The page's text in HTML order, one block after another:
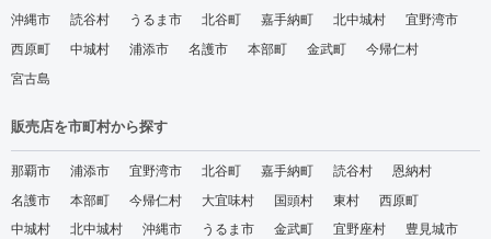
沖縄市
読谷村 うるま市 北谷町 嘉手納町 北中城村
宜野湾市
西原町
中城村 浦添市 名護市 本部町 金武町
今帰仁村
宮古島
販売店を市町村から探す
那覇市 浦添市 宜野湾市 北谷町 嘉手納町 読谷村
恩納村
名護市
本部町 今帰仁村 大宜味村 国頭村 東村
西原町
中城村
北中城村 沖縄市 うるま市 金武町 宜野座村
豊見城市